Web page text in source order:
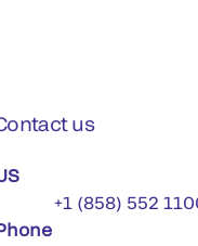
us
+1 (858) 552